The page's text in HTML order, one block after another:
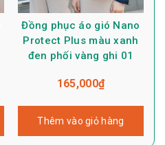
Đồng phục áo gió Nano
Protect Plus màu xanh
đen phối vàng ghi 01
165,000₫
Thêm vào giỏ hàng